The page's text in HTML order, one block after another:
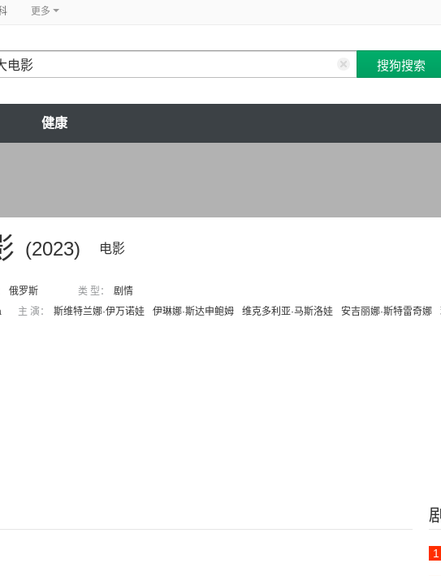
更多
健康
(2023) 电影
俄罗斯 类 型：
剧情
主 演： 斯维特兰娜·伊万诺娃 伊琳娜·斯达申鲍姆 维克多利亚·马斯洛娃 安吉丽娜·斯特雷奇娜
1